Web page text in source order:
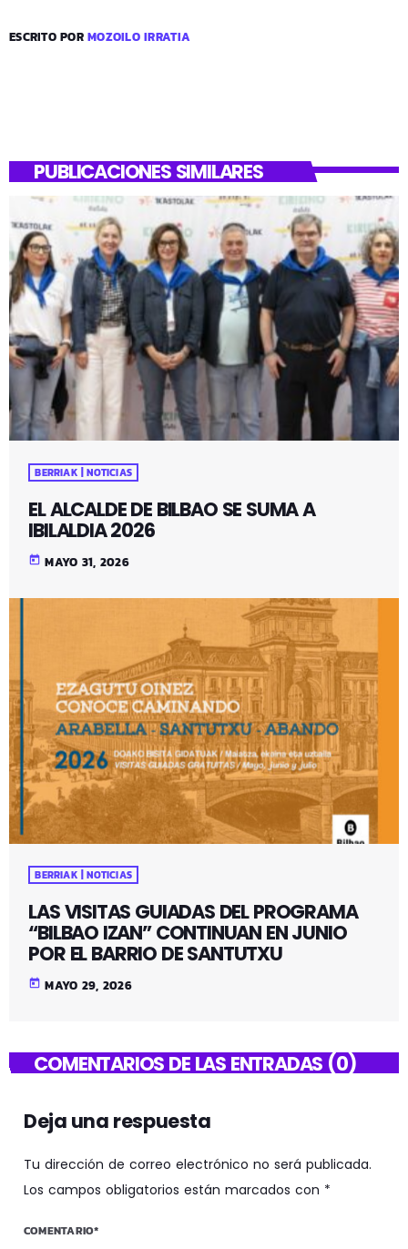
ESCRITO PORMOZOILO IRRATIA
PUBLICACIONES SIMILARES
BERRIAK | NOTICIAS
EL ALCALDE DE BILBAO SE SUMA A
IBILALDIA 2026
today MAYO 31, 2026
BERRIAK | NOTICIAS
LAS VISITAS GUIADAS DEL PROGRAMA
“BILBAO IZAN” CONTINUAN EN JUNIO
POR EL BARRIO DE SANTUTXU
today MAYO 29, 2026
COMENTARIOS DE LAS ENTRADAS (0)
Deja una respuesta
Tu dirección de correo electrónico no será publicada.
Los campos obligatorios están marcados con *
COMENTARIO*